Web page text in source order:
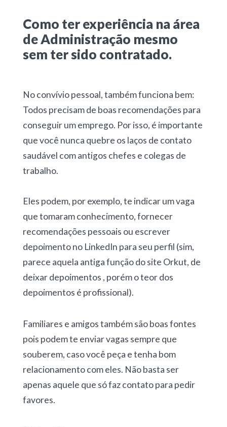
Como ter experiência na área
de Administração mesmo
sem ter sido contratado.
No convívio pessoal, também funciona bem:
Todos precisam de boas recomendações para
conseguir um emprego. Por isso, é importante
que você nunca quebre os laços de contato
saudável com antigos chefes e colegas de
trabalho.
Eles podem, por exemplo, te indicar um vaga
que tomaram conhecimento, fornecer
recomendações pessoais ou escrever
depoimento no LinkedIn para seu perfil (sim,
parece aquela antiga função do site Orkut, de
deixar depoimentos , porém o teor dos
depoimentos é profissional).
Familiares e amigos também são boas fontes
pois podem te enviar vagas sempre que
souberem, caso você peça e tenha bom
relacionamento com eles. Não basta ser
apenas aquele que só faz contato para pedir
favores.